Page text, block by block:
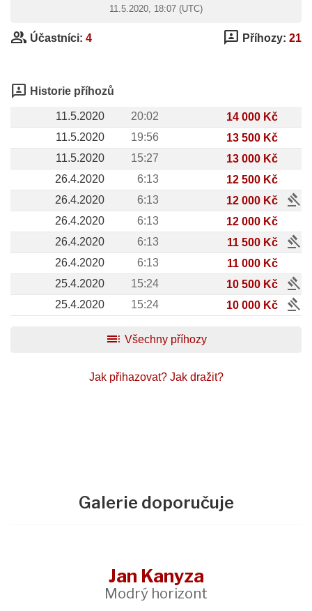
11.5.2020, 18:07 (UTC)
group Účastníci: 4 3p Příhozy: 21
3p Historie příhozů
11.5.2020 20:02
14 000 Kč
11.5.2020
19:56
13 500 Kč
11.5.2020
15:27
13 000 Kč
26.4.2020
6:13
12 500 Kč
26.4.2020
6:13 12 000 Kč gavel
26.4.2020 6:13
12 000 Kč
26.4.2020
6:13 11 500 Kč gavel
26.4.2020 6:13
11 000 Kč
25.4.2020
15:24 10 500 Kč gavel
25.4.2020 15:24 10 000 Kč
gavel
toc Všechny příhozy
Jak přihazovat? Jak dražit?
Galerie doporučuje
Jan Kanyza
Modrý horizont